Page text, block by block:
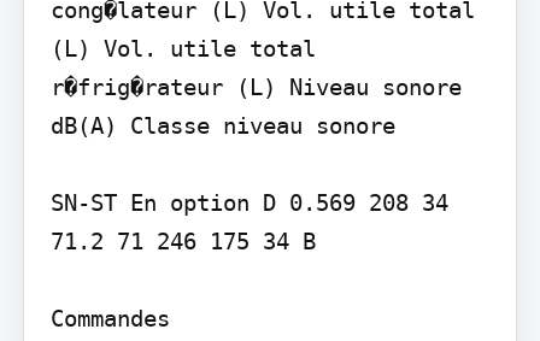
cong�lateur (L) Vol. utile total
(L) Vol. utile total
r�frig�rateur (L) Niveau sonore
dB(A) Classe niveau sonore
SN-ST En option D 0.569 208 34
71.2 71 246 175 34 B
Commandes